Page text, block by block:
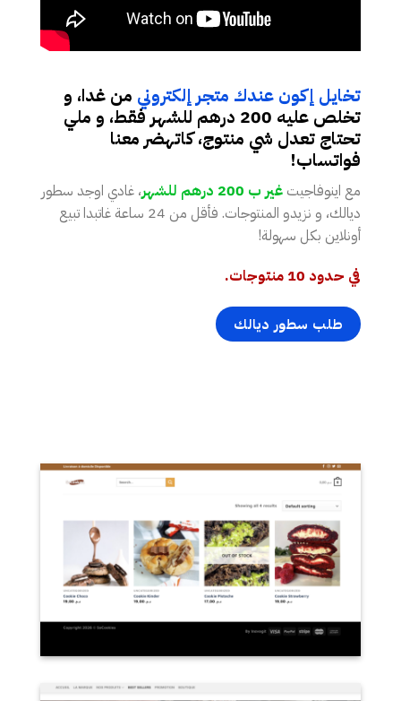
تخايل إكون عندك متجر إلكتروني من غدا، و
تخلص عليه 200 درهم للشهر فقط، و ملي
تحتاج تعدل شي منتوج، كاتهضر معنا
فواتساب!
مع اينوفاجيت غير ب 200 درهم للشهر
، غادي اوجد سطور
ديالك، و نزيدو المنتوجات. فأقل من 24 ساعة غاتبدا تبيع
أونلاين بكل سهولة!
في حدود 10 منتوجات.
طلب سطور ديالك